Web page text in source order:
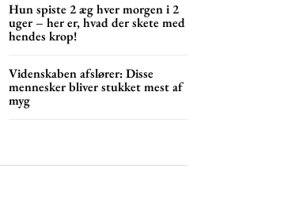
Hun spiste 2 æg hver morgen i 2
uger – her er, hvad der skete med
hendes krop!
Videnskaben afslører: Disse
mennesker bliver stukket mest af
myg